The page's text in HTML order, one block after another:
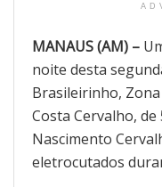
MANAUS (AM) –
noite desta
Brasileirinho,
Costa Cervalho,
Nascimento
eletrocutados